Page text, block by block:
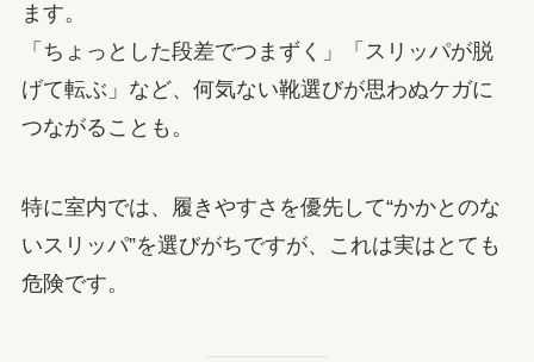
ます。
「ちょっとした段差でつまずく」「スリッパが脱
げて転ぶ」など、何気ない靴選びが思わぬケガに
つながることも。
特に室内では、履きやすさを優先して“かかとのな
いスリッパ”を選びがちですが、これは実はとても
危険です。